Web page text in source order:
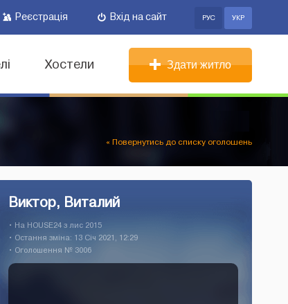
Реєстрація Вхід на сайт РУС УКР
Хостели Здати житло
« Повернутись до списку оголошень
Виктор, Виталий
• На HOUSE24 з лис 2015
• Остання зміна: 13 Січ 2021, 12:29
• Оголошення № 3006